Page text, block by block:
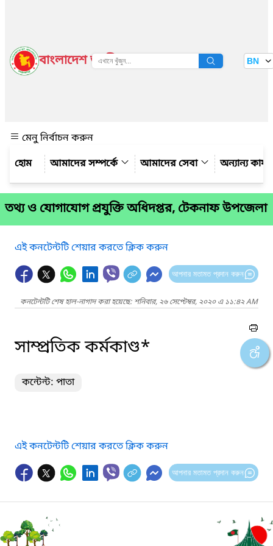
বাংলাদেশ জাতীয় তথ্য বাতায়ন BN
মেনু নির্বাচন করুন
আমাদের সম্পর্কে
আমাদের সেবা অন্যান্য
তথ্য ও যোগাযোগ প্রযুক্তি অধিদপ্তর, টেকনাফ উপজেলা
এই কনটেন্টটি শেয়ার করতে ক্লিক করুন
আপনার মতামত প্রদান করুন
কনটেন্টটি শেষ হাল-নাগাদ করা হয়েছে: শনিবার, ২৬ সেপ্টেম্বর, ২০২০ এ ১১:৪২ AM
সাম্প্রতিক কর্মকাণ্ড*
কন্টেন্ট: পাতা
এই কনটেন্টটি শেয়ার করতে ক্লিক করুন
আপনার মতামত প্রদান করুন